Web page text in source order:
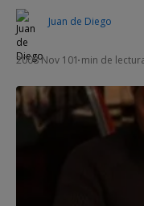
Juan de Diego
2008 Nov 101 min de